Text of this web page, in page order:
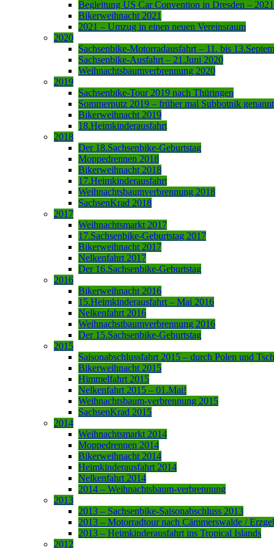
Begleitung US Car Convention in Dresden – 2021
Bikerweihnacht 2021
2021 – Umzug in einen neuen Vereinsraum
2020
Sachsenbike-Motorradausfahrt – 11. bis
Sachsenbike-Ausfahrt – 21.Juni 2020
Weihnachtsbaumverbrennung 2020
2019
Sachsenbike-Tour 2019 nach Thüringen
Sommerputz 2019 – früher mal Subbotnik genannt
Bikerweihnacht 2019
18.Heimkinderausfahrt
2018
Der 18.Sachsenbike-Geburtstag
Moppedrennen 2018
Bikerweihnacht 2018
17.Heimkinderausfahrt
Weihnachtsbaumverbrennung 2018
SachsenKrad 2018
2017
Weihnachtsmarkt 2017
17.Sachsenbike-Geburtstag 2017
Bikerweihnacht 2017
Nelkenfahrt 2017
Der 16.Sachsenbike-Geburtstag
2016
Bikerweihnacht 2016
15.Heimkinderausfahrt – Mai 2016
Nelkenfahrt 2016
Weihnachstbaumverbrennung 2016
Der 15.Sachsenbike-Geburtstag
2015
Saisonabschlussfahrt 2015 – durch Polen und
Bikerweihnacht 2015
Himmelfahrt 2015
Nelkenfahrt 2015 – 01.Mai!
Weihnachtsbaum-verbrennung 2015
SachsenKrad 2015
2014
Weihnachtsmarkt 2014
Moppedrennen 2014
Bikerweihnacht 2014
Heimkinderausfahrt 2014
Nelkenfahrt 2014
2014 – Weihnachtsbaum-verbrennung
2013
2013 – Sachsenbike-Saisonabschluss 2013
2013 – Motorradtour nach Cämmerswalde /
2013 – Heimkinderausfahrt ins Tropical Islands
2012